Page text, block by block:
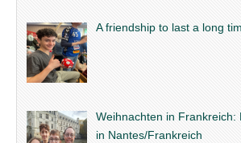
A friendship to last a long
Weihnachten in Frankreich:
in Nantes/Frankreich